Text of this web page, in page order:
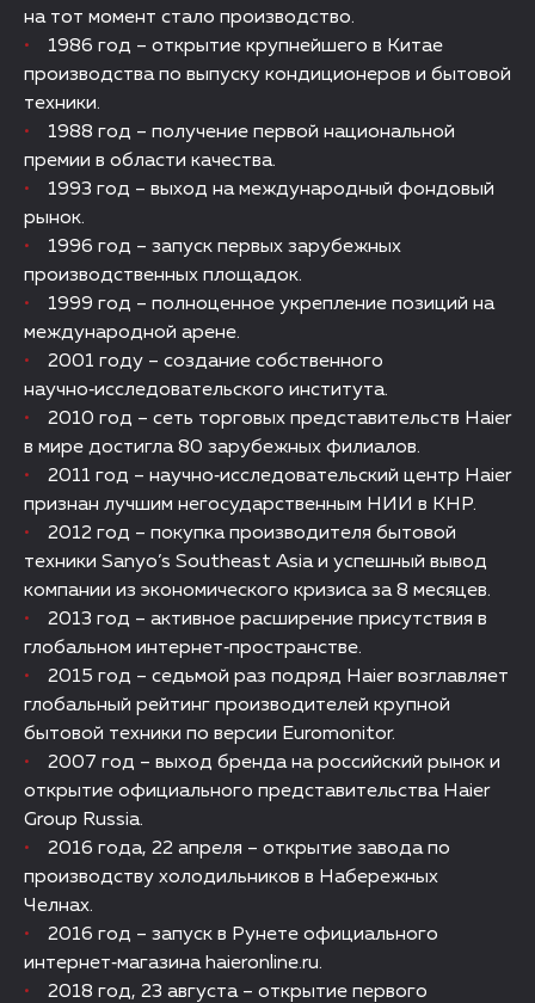
на тот момент стало производство.
1986 год – открытие крупнейшего в Китае
производства по выпуску кондиционеров и бытовой
техники.
1988 год – получение первой национальной
премии в области качества.
1993 год – выход на международный фондовый
рынок.
1996 год – запуск первых зарубежных
производственных площадок.
1999 год – полноценное укрепление позиций на
международной арене.
2001 году – создание собственного
научно‑исследовательского института.
2010 год – сеть торговых представительств Haier
в мире достигла 80 зарубежных филиалов.
2011 год – научно‑исследовательский центр Haier
признан лучшим негосударственным НИИ в КНР.
2012 год – покупка производителя бытовой
техники Sanyo’s Southeast Asia и успешный вывод
компании из экономического кризиса за 8 месяцев.
2013 год – активное расширение присутствия в
глобальном интернет‑пространстве.
2015 год – седьмой раз подряд Haier возглавляет
глобальный рейтинг производителей крупной
бытовой техники по версии Euromonitor.
2007 год – выход бренда на российский рынок и
открытие официального представительства Haier
Group Russia.
2016 года, 22 апреля – открытие завода по
производству холодильников в Набережных
Челнах.
2016 год – запуск в Рунете официального
интернет‑магазина haieronline.ru.
2018 год, 23 августа – открытие первого